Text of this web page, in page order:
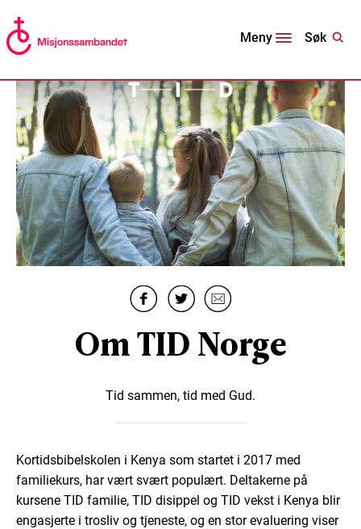
Meny Søk
Om TID Norge
Tid sammen, tid med Gud.
Kortidsbibelskolen i Kenya som startet i 2017 med
familiekurs, har vært svært populært. Deltakerne på
kursene TID familie, TID disippel og TID vekst i Kenya blir
engasjerte i trosliv og tjeneste, og en stor evaluering viser